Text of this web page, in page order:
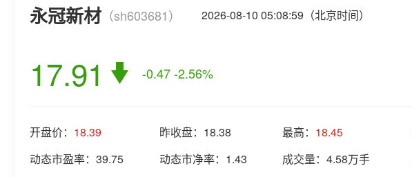
永冠新材 （sh603681） 2026-08-10 05:08:59（北京时间）
17.91 -0.47-2.56%
开盘价： 18.39 昨收盘： 18.38 最高： 18.45
动态市盈率： 39.75 动态市净率： 1.43 成交量： 4.58万手